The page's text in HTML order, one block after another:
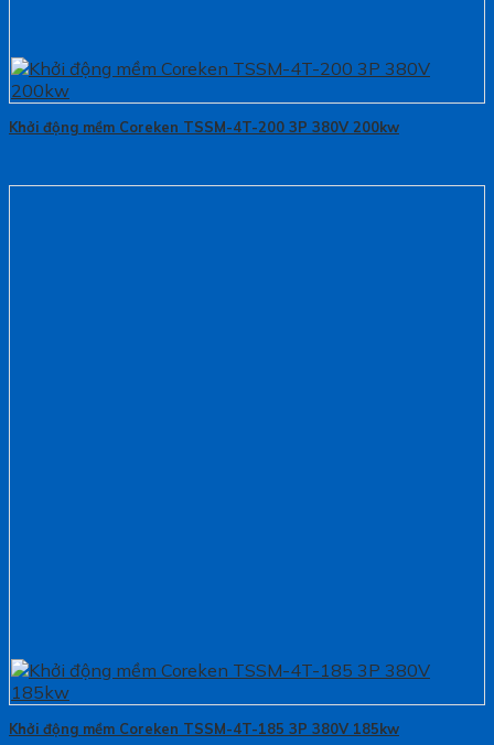
Khởi động mềm Coreken TSSM-4T-200 3P 380V 200kw
Khởi động mềm Coreken TSSM-4T-185 3P 380V 185kw